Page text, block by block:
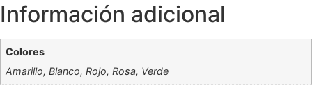
Información adicional
Colores
Amarillo, Blanco, Rojo, Rosa, Verde